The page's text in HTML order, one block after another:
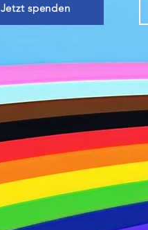
Jetzt spenden